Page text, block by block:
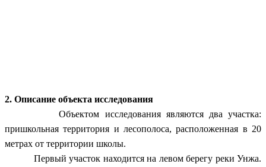
2. Описание объекта исследования
Объектом исследования являются два участка:
пришкольная территория и лесополоса, расположенная в 20
метрах от территории школы.
Первый участок находится на левом берегу реки Унжа.